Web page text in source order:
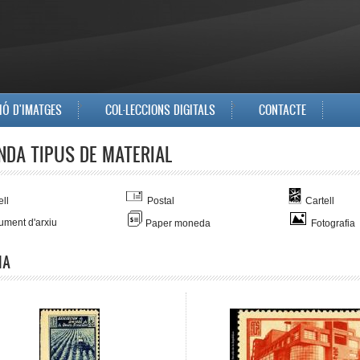
D'IMATGES COL·LECCIONS DIGITALS CONTACTE
TIPUS DE MATERIAL
Postal Cartell
d'arxiu
Paper moneda Fotografia